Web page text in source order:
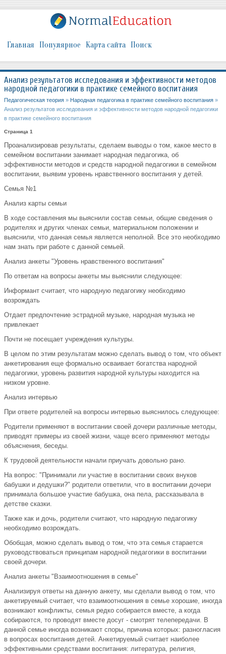
Главная Популярное Карта сайта Поиск
Анализ результатов исследования и эффективности методов
народной педагогики в практике семейного воспитания
Педагогическая теория » Народная педагогика в практике семейного воспитания »
Анализ результатов исследования и эффективности методов народной педагогики
в практике семейного воспитания
Страница 1
Проанализировав результаты, сделаем выводы о том, какое место в
семейном воспитании занимает народная педагогика, об
эффективности методов и средств народной педагогики в семейном
воспитании, выявим уровень нравственного воспитания у детей.
Семья №1
Анализ карты семьи
В ходе составления мы выяснили состав семьи, общие сведения о
родителях и других членах семьи, материальном положении и
выяснили, что данная семья является неполной. Все это необходимо
нам знать при работе с данной семьей.
Анализ анкеты "Уровень нравственного воспитания"
По ответам на вопросы анкеты мы выяснили следующее:
Информант считает, что народную педагогику необходимо
возрождать
Отдает предпочтение эстрадной музыке, народная музыка не
привлекает
Почти не посещает учреждения культуры.
В целом по этим результатам можно сделать вывод о том, что объект
анкетирования еще формально осваивает богатства народной
педагогики, уровень развития народной культуры находится на
низком уровне.
Анализ интервью
При ответе родителей на вопросы интервью выяснилось следующее:
Родители применяют в воспитании своей дочери различные методы,
приводят примеры из своей жизни, чаще всего применяют методы
объяснения, беседы.
К трудовой деятельности начали приучать довольно рано.
На вопрос: "Принимали ли участие в воспитании своих внуков
бабушки и дедушки?" родители ответили, что в воспитании дочери
принимала большое участие бабушка, она пела, рассказывала в
детстве сказки.
Также как и дочь, родители считают, что народную педагогику
необходимо возрождать.
Обобщая, можно сделать вывод о том, что эта семья старается
руководствоваться принципам народной педагогики в воспитании
своей дочери.
Анализ анкеты "Взаимоотношения в семье"
Анализируя ответы на данную анкету, мы сделали вывод о том, что
анкетируемый считает, что взаимоотношения в семье хорошие, иногда
возникают конфликты, семья редко собирается вместе, а когда
собираются, то проводят вместе досуг - смотрят телепередачи. В
данной семье иногда возникают споры, причина которых: разногласия
в вопросах воспитания детей. Анкетируемый считает наиболее
эффективными средствами воспитания: литература, религия,